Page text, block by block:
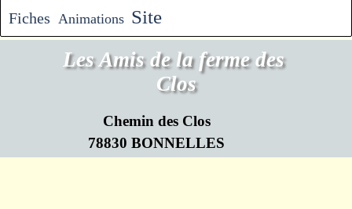
Fiches Animations Site
Les Amis de la ferme des
Clos
Chemin des Clos
78830 BONNELLES